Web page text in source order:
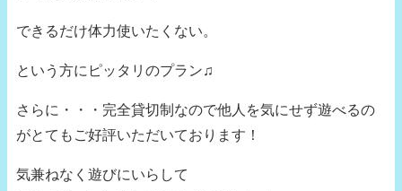
できるだけ体力使いたくない。
という方にピッタリのプラン♫
さらに・・・完全貸切制なので他人を気にせず遊べるの
がとてもご好評いただいております！
気兼ねなく遊びにいらして